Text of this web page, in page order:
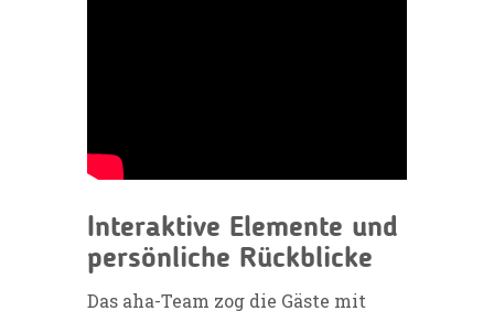
Interaktive Elemente und
persönliche Rückblicke
Das aha-Team zog die Gäste mit